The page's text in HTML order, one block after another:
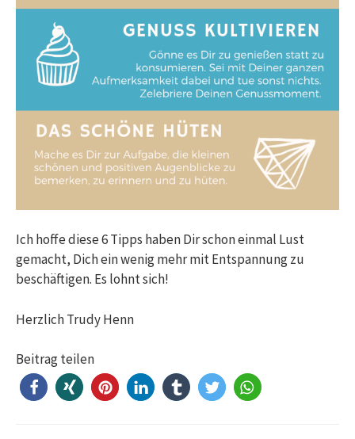
Ich hoffe diese 6 Tipps haben Dir schon einmal Lust
gemacht, Dich ein wenig mehr mit Entspannung zu
beschäftigen. Es lohnt sich!
Herzlich Trudy Henn
Beitrag teilen